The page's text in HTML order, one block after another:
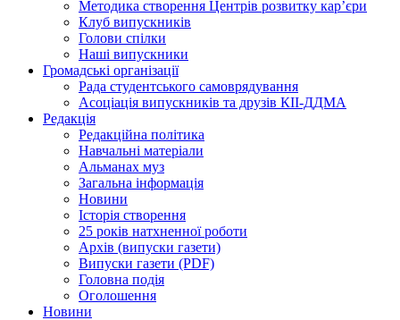
Методика створення Центрів розвитку кар’єри
Клуб випускників
Голови спілки
Наші випускники
Громадські організації
Рада студентського самоврядування
Асоціація випускників та друзів КІІ-ДДМА
Редакція
Редакційна політика
Навчальні матеріали
Альманах муз
Загальна інформація
Новини
Історія створення
25 років натхненної роботи
Архів (випуски газети)
Випуски газети (PDF)
Головна подія
Оголошення
Новини